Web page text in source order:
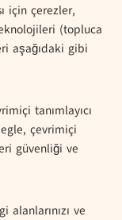
için çerezler,
(topluca
aşağıdaki gibi
tanımlayıcı
çevrimiçi
güvenliği ve
ve